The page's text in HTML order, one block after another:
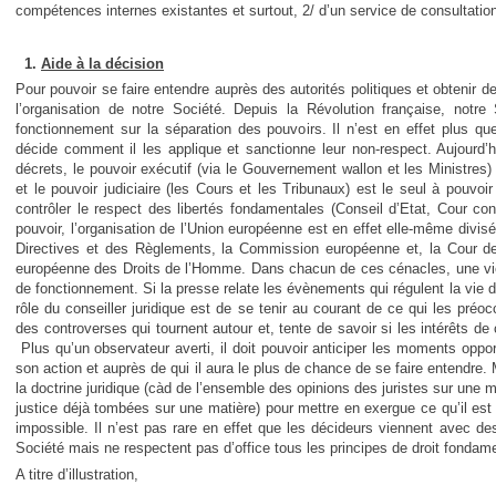
compétences internes existantes et surtout, 2/ d’un service de
1. Aide à la décision
Pour pouvoir se faire entendre auprès des autorités politiques et obtenir
l’organisation de notre Société. Depuis la Révolution française,
fonctionnement sur la séparation des pouvoirs. Il n’est en effet plus
décide comment il les applique et sanctionne leur non-respect.
décrets, le pouvoir exécutif (via le Gouvernement wallon et les
et le pouvoir judiciaire (les Cours et les Tribunaux) est le seul à
contrôler le respect des libertés fondamentales (Conseil d’Etat, Cour
pouvoir, l’organisation de l’Union européenne est en effet elle-même
Directives et des Règlements, la Commission européenne et, la Cour
européenne des Droits de l’Homme. Dans chacun de ces cénacles, une
de fonctionnement. Si la presse relate les évènements qui régulent la vie
rôle du conseiller juridique est de se tenir au courant de ce qui les
des controverses qui tournent autour et, tente de savoir si les intérêts
Plus qu’un observateur averti, il doit pouvoir anticiper les moments
son action et auprès de qui il aura le plus de chance de se faire
la doctrine juridique (càd de l’ensemble des opinions des juristes sur une
justice déjà tombées sur une matière) pour mettre en exergue ce qu’il
impossible. Il n’est pas rare en effet que les décideurs viennent avec
Société mais ne respectent pas d’office tous les principes de droit
A titre d’illustration,